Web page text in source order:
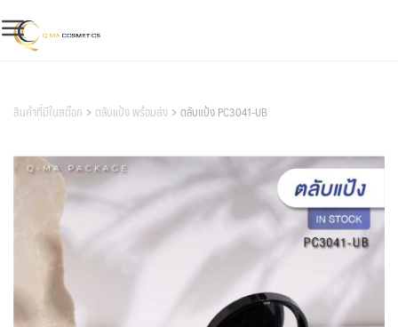
to
content
สินค้าที่มีในสต๊อก ตลับแป้ง พร้อมส่ง ตลับแป้ง PC3041-UB